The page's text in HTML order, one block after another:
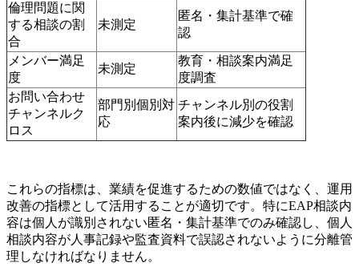
倫理問題に関
する相談の割
合
未測定
匿名・集計基準で確
認
メンバー満足
度
未測定
教育・相談案内満足
度調査
お問い合わせ
チャンネルク
ロス
部門別個別対
応
チャンネル別の役割
案内後に減少を確認
これらの指標は、業績を促進するための数値ではなく、運用
改善の指標として活用することが適切です。特にEAP相談内
容は個人が識別されない匿名・集計基準でのみ確認し、個人
相談内容が人事記録や監査資料で誤認されないように分離管
理しなければなりません。